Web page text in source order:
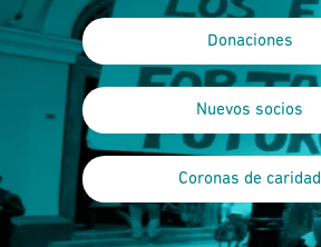
Donaciones
Nuevos socios
Coronas de caridad